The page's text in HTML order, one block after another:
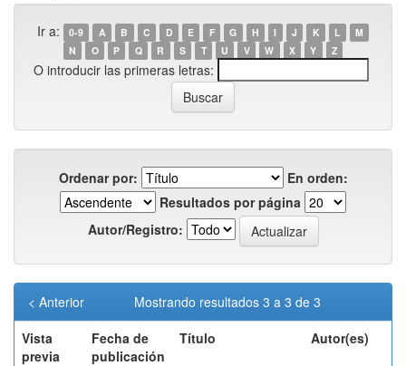
Ir a: 0-9 A B C D E F G H I J K L
M
N
O P Q R S T U V W X Y Z
O introducir las primeras letras:
Ordenar por:
En orden:
Resultados por página
Autor/Registro:
Mostrando resultados 3 a 3 de 3
< Anterior
Vista
previa
Fecha de
publicación
Título Autor(es)